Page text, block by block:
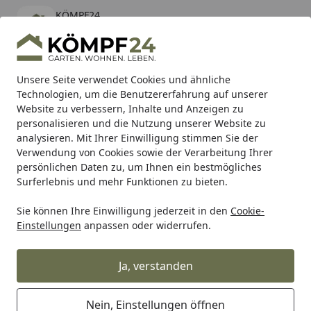
Unsere Seite verwendet Cookies und ähnliche
Technologien, um die Benutzererfahrung auf unserer
Website zu verbessern, Inhalte und Anzeigen zu
personalisieren und die Nutzung unserer Website zu
analysieren. Mit Ihrer Einwilligung stimmen Sie der
Verwendung von Cookies sowie der Verarbeitung Ihrer
persönlichen Daten zu, um Ihnen ein bestmögliches
Surferlebnis und mehr Funktionen zu bieten.
Sie können Ihre Einwilligung jederzeit in den Cookie-
Einstellungen anpassen oder widerrufen.
Ja, verstanden
Nein, Einstellungen öffnen
KÖMPF24
kostenlos - Im App Store
Hotline
Alle Produkte
Mein Konto
Suchen
Karibu Pools inkl. gratis Sandfilteranlage & Pool-
Starterset (Gesamtwert bis 468,99€)
Startseite
Grill Weber GRILLROST FÜR SEITENBRENNER SUMMIT
Weber GRILLROST FÜR
SEITENBRENNER SUMMIT GRILL
CENTER (85578)